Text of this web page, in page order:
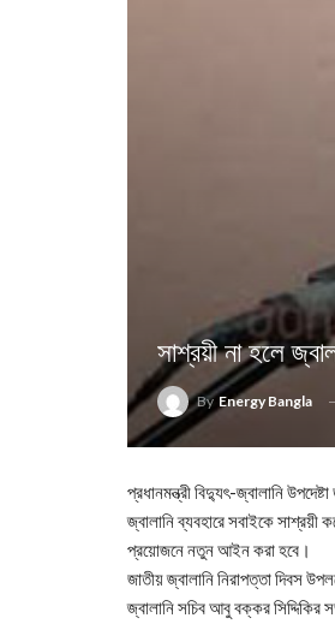
সাশ্রয়ী না হলে
By Energy Bangla
প্রধানমন্ত্রী বিদ্যুৎ-জ্বালানি
জ্বালানি ব্যবহারে সবাইকে সাশ্রয়ী
প্রয়োজনে নতুন আইন করা হবে।
জাতীয় জ্বালানি নিরাপত্তা দিবস
জ্বালানি সচিব আবু বক্কর সিদ্দিকির